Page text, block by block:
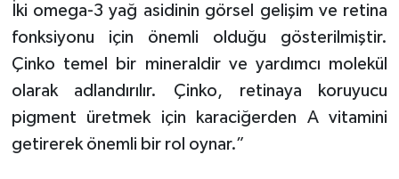
İki omega-3 yağ asidinin görsel gelişim ve retina
fonksiyonu için önemli olduğu gösterilmiştir.
Çinko temel bir mineraldir ve yardımcı molekül
olarak adlandırılır. Çinko, retinaya koruyucu
pigment üretmek için karaciğerden A vitamini
getirerek önemli bir rol oynar.”